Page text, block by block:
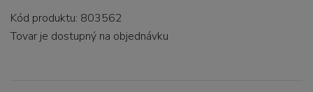
Kód produktu: 803562
Tovar je dostupný na objednávku